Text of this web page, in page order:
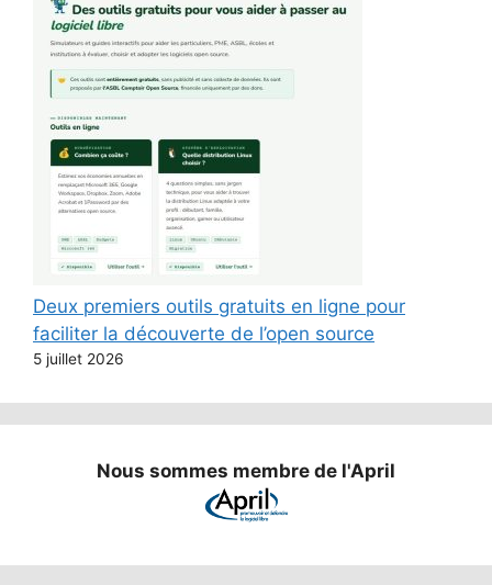
Deux premiers outils gratuits en ligne pour
faciliter la découverte de l’open source
5 juillet 2026
Nous sommes membre de l'April